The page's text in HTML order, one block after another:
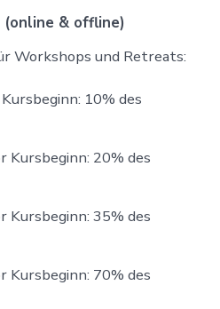
& offline)
Workshops und Retreats:
10% des
Kursbeginn: 20% des
Kursbeginn: 35% des
Kursbeginn: 70% des